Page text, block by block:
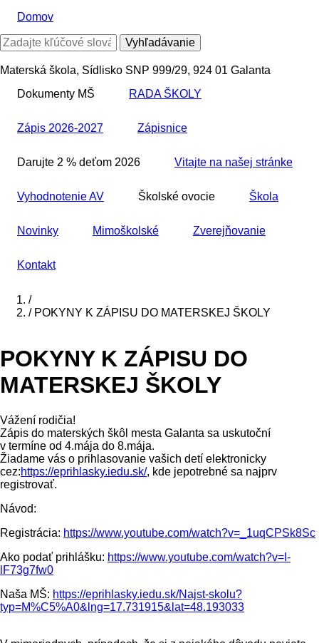
hlavný
obsah
Domov
Vyhľadávanie
Materská škola, Sídlisko SNP 999/29, 924 01 Galanta
Dokumenty MŠ
RADA ŠKOLY
Zápis 2026-2027 Zápisnice
Darujte 2 % deťom 2026 Vitajte na našej stránke
Vyhodnotenie AV Školské ovocie Škola
Novinky Mimoškolské Zverejňovanie
Kontakt
Breadcrumb
/Domov
/ POKYNY K ZÁPISU DO MATERSKEJ ŠKOLY
POKYNY K ZÁPISU DO
MATERSKEJ ŠKOLY
Vážení rodičia!
Zápis do materských škôl mesta Galanta sa uskutoční
v termíne od 4.mája do 8.mája.
Žiadame vás o prihlasovanie vašich detí elektronicky
cez:https://eprihlasky.iedu.sk/, kde jepotrebné sa najprv
registrovať.
Návod:
Registrácia: https://www.youtube.com/watch?v=_1uqCPSk8Sc
Ako podať prihlášku: https://www.youtube.com/watch?v=I-
lF73g7fw0
Naša MŠ: https://eprihlasky.iedu.sk/Najst-skolu?
typ=M%C5%A0&lng=17.731915&lat=48.193033